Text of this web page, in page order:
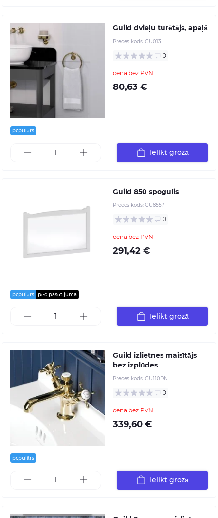
populārs
Guild dvieļu turētājs, apaļš
Preces kods: GU013
0
cena bez PVN
80,63 €
Ielikt grozā
populārs pēc pasūtījuma
Guild 850 spogulis
Preces kods: GU8557
0
cena bez PVN
291,42 €
Ielikt grozā
populārs
Guild izlietnes maisītājs
bez izplūdes
Preces kods: GU110DN
0
cena bez PVN
339,60 €
Ielikt grozā